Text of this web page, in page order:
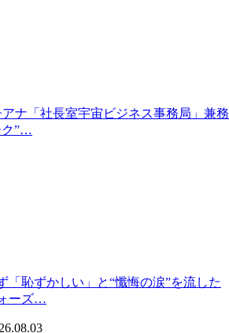
アナ「社長室宇宙ビジネス事務局」兼務
ク”…
「恥ずかしい」と“懺悔の涙”を流した
ーズ…